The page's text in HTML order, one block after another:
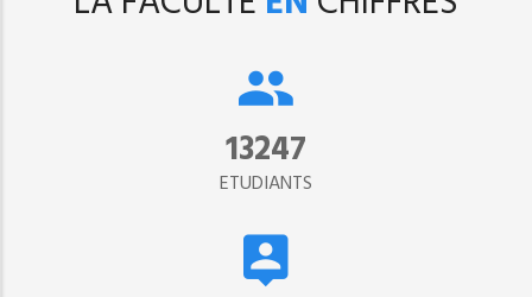
15302
ETUDIANTS